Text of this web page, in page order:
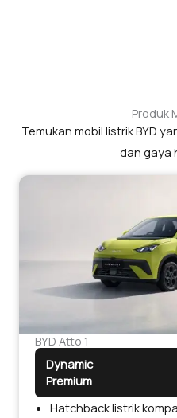
Produk
Temukan mobil listrik BYD
dan gaya
BYD Atto 1
Dynamic
Premium
Hatchback listrik